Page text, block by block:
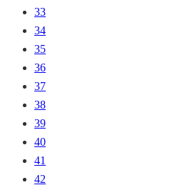
33
34
35
36
37
38
39
40
41
42